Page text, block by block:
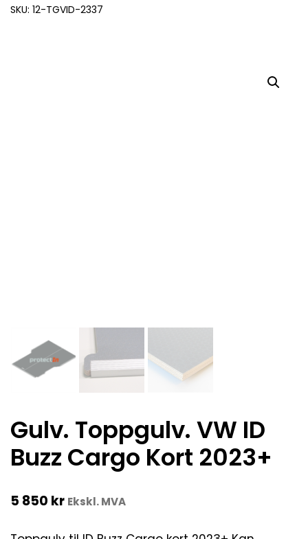
SKU: 12-TGVID-2337
Gulv. Toppgulv. VW ID
Buzz Cargo Kort 2023+
5 850 kr Ekskl. MVA